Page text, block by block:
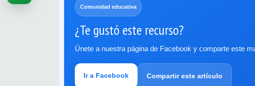
Comunidad educativa
¿Te gustó este recurso?
Únete a nuestra página de Facebook y comparte este
Ir a Facebook Compartir este artículo